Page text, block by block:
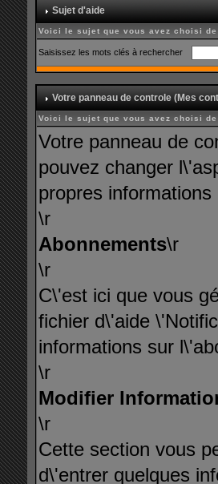
Sujet d'aide
Voici le sujet que vous avez choisi
Saisissez les mots clés à rechercher
Votre panneau de controle (Mes
Voici le sujet que vous avez choisi
Votre panneau de
pouvez changer
propres informations
\r
Abonnements\r
\r
C\'est ici que vous
fichier d\'aide
informations sur
\r
Modifier
\r
Cette section vous
d\'entrer quelques